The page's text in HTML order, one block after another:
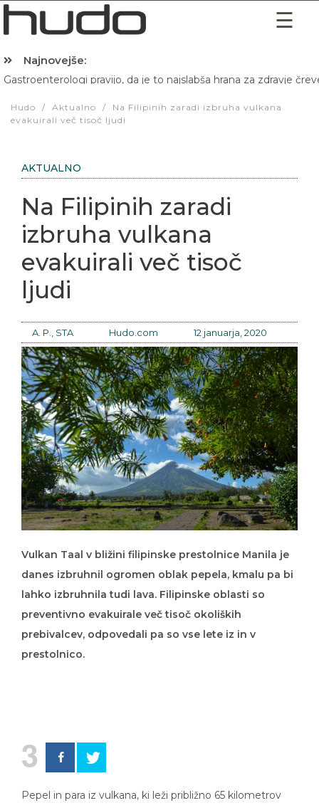
Najnovejše:
Gastroenterologi pravijo, da je to najslabša hrana za zdravje
Hudo / Aktualno /
Na Filipinih zaradi izbruha vulkana
evakuirali več tisoč ljudi
AKTUALNO
Na Filipinih zaradi
izbruha vulkana
evakuirali več tisoč
ljudi
A. P., STA Hudo.com 12 januarja, 2020
Vulkan Taal v bližini filipinske prestolnice Manila je
danes izbruhnil ogromen oblak pepela, kmalu pa bi
lahko izbruhnila tudi lava. Filipinske oblasti so
preventivno evakuirale več tisoč okoliških
prebivalcev, odpovedali pa so vse lete iz in v
prestolnico.
3
Pepel in para iz vulkana, ki leži približno 65 kilometrov